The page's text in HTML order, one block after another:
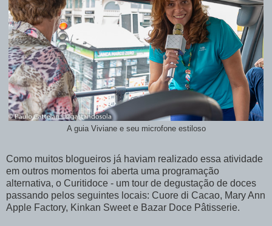
A guia Viviane e seu microfone estiloso
Como muitos blogueiros já haviam realizado essa atividade
em outros momentos foi aberta uma programação
alternativa, o Curitidoce - um tour de degustação de doces
passando pelos seguintes locais: Cuore di Cacao, Mary Ann
Apple Factory, Kinkan Sweet e Bazar Doce Pâtisserie.